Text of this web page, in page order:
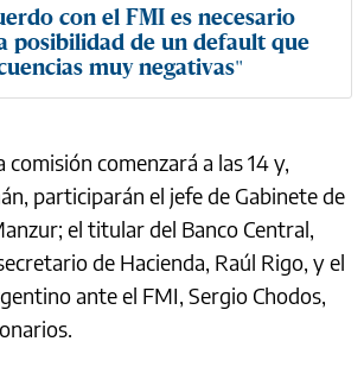
con el FMI es necesario
posibilidad de un default que
muy negativas"
comisión comenzará a las 14 y,
participarán el jefe de Gabinete de
el titular del Banco Central,
de Hacienda, Raúl Rigo, y el
ante el FMI, Sergio Chodos,